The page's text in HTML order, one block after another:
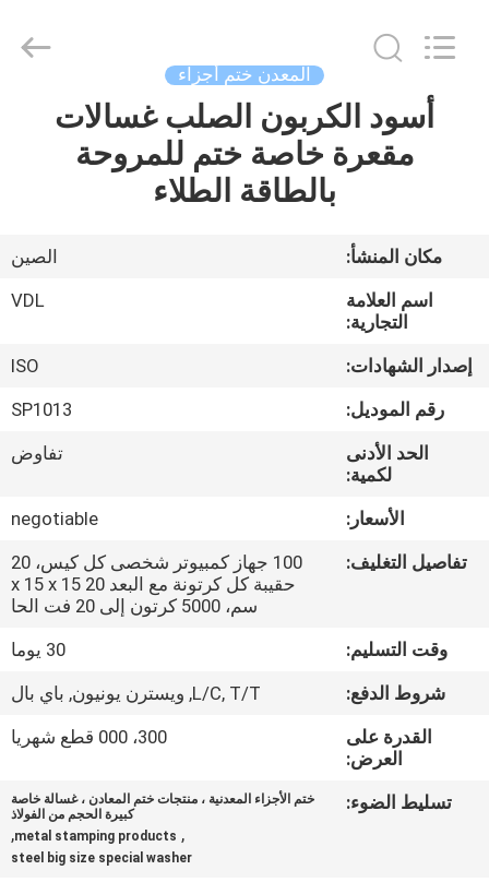
الصفحة
الرئيسية
معلومات
جولة
مراقبة
الجودة
خريطة
الموقع
PRIVACY
POLICY
المعدن ختم أجزاء
أسود الكربون الصلب غسالات
مقعرة خاصة ختم للمروحة
بالطاقة الطلاء
مكان المنشأ:
الصين
اسم العلامة
التجارية:
VDL
إصدار الشهادات:
ISO
رقم الموديل:
SP1013
الحد الأدنى
لكمية:
تفاوض
الأسعار:
negotiable
تفاصيل التغليف:
100 جهاز كمبيوتر شخصى كل كيس، 20
حقيبة كل كرتونة مع البعد 20 x 15 x 15
سم، 5000 كرتون إلى 20 فت الحا
وقت التسليم:
30 يوما
شروط الدفع:
L/C, T/T, ويسترن يونيون, باي بال
القدرة على
العرض:
300، 000 قطع شهريا
تسليط الضوء:
ختم الأجزاء المعدنية ، منتجات ختم المعادن ، غسالة خاصة
كبيرة الحجم من الفولاذ
,
metal stamping products
,
steel big size special washer